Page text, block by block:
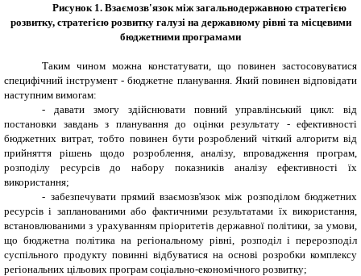
Рисунок 1. Взаємозв'язок між загальнодержавною стратегією
розвитку, стратегією розвитку галузі на державному рівні та місцевими
бюджетними програмами
Таким чином можна констатувати, що повинен застосовуватися
специфічний інструмент - бюджетне планування. Який повинен відповідати
наступним вимогам:
- давати змогу здійснювати повний управлінський цикл: від
постановки завдань з планування до оцінки результату - ефективності
бюджетних витрат, тобто повинен бути розроблений чіткий алгоритм від
прийняття рішень щодо розроблення, аналізу, впровадження програм,
розподілу ресурсів до набору показників аналізу ефективності їх
використання;
- забезпечувати прямий взаємозв'язок між розподілом бюджетних
ресурсів і запланованими або фактичними результатами їх використання,
встановлюваними з урахуванням пріоритетів державної політики, за умови,
що бюджетна політика на регіональному рівні, розподіл і перерозподіл
суспільного продукту повинні відбуватися на основі розробки комплексу
регіональних цільових програм соціально-економічного розвитку;